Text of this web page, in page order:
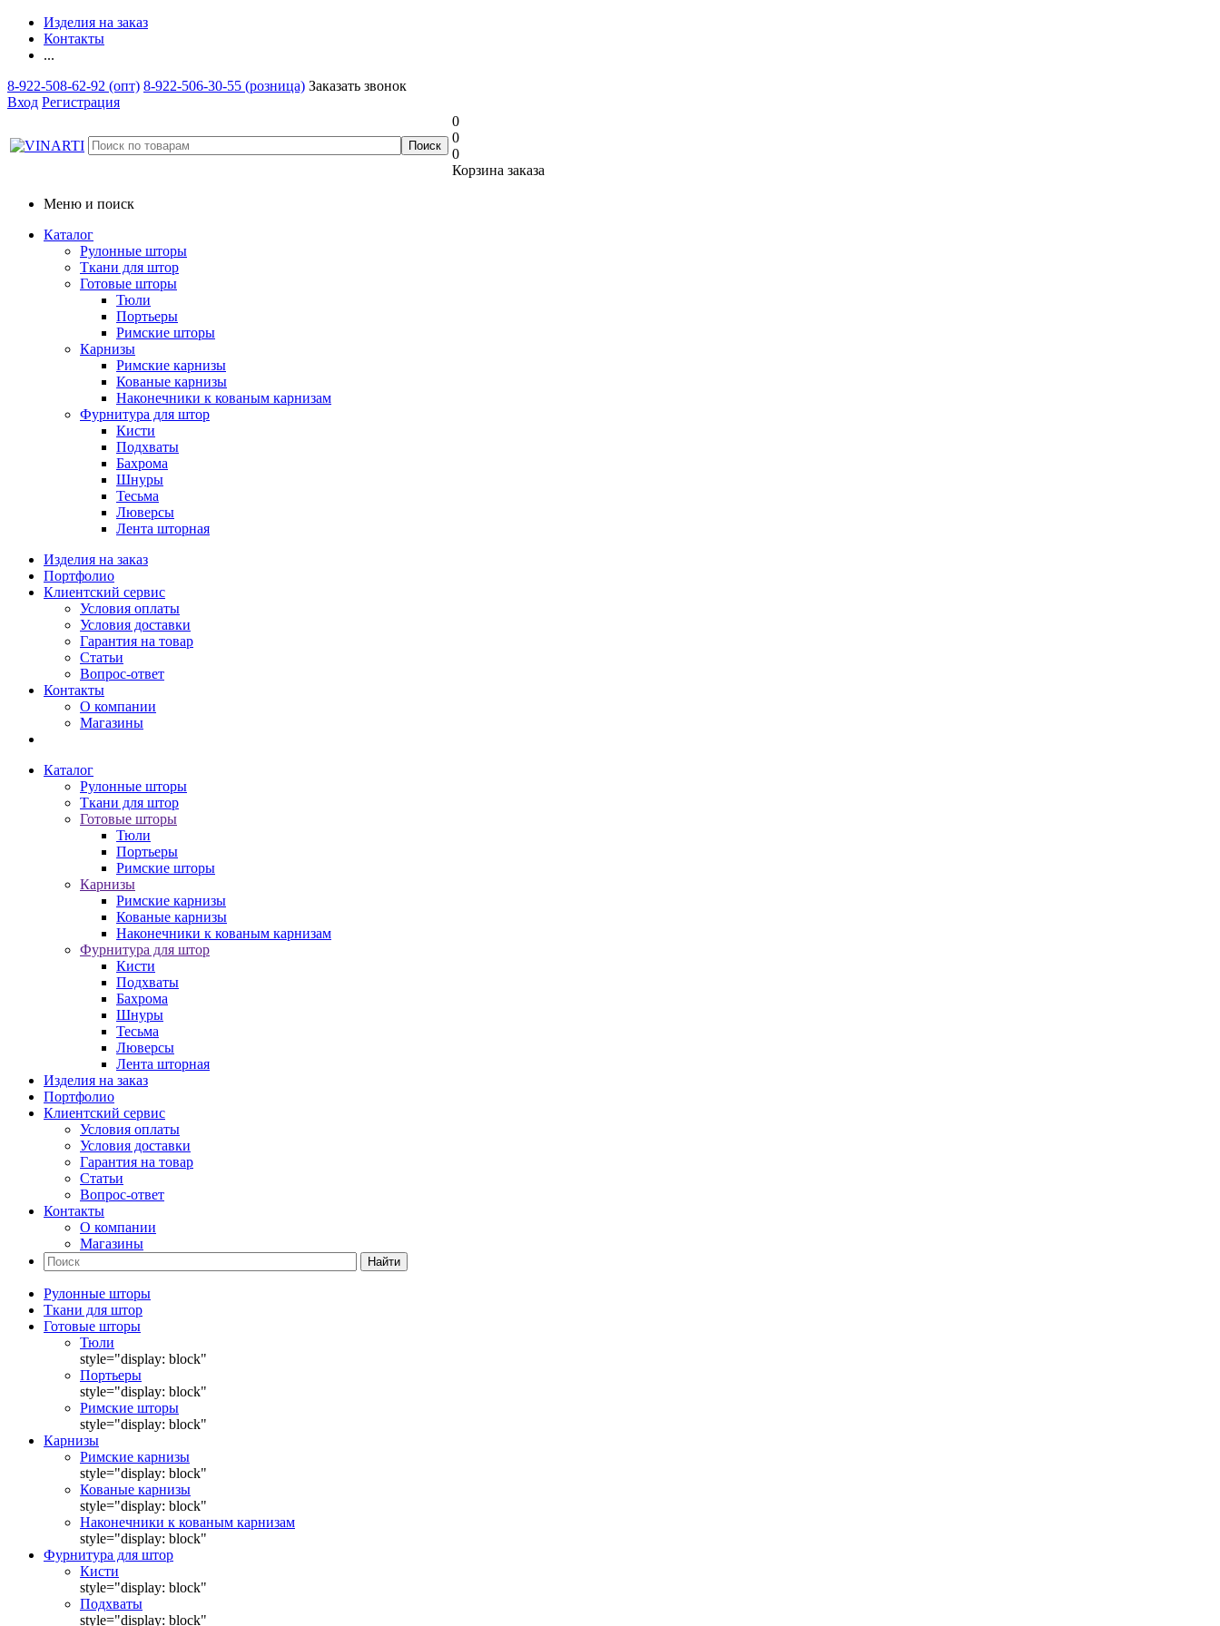
Изделия на заказ
Контакты
...
8-922-508-62-92 (опт) 8-922-506-30-55 (розница) Заказать звонок
Вход Регистрация
0
0
0
Корзина заказа
Меню и поиск
Каталог
Рулонные шторы
Ткани для штор
Готовые шторы
Тюли
Портьеры
Римские шторы
Карнизы
Римские карнизы
Кованые карнизы
Наконечники к кованым карнизам
Фурнитура для штор
Кисти
Подхваты
Бахрома
Шнуры
Тесьма
Люверсы
Лента шторная
Изделия на заказ
Портфолио
Клиентский сервис
Условия оплаты
Условия доставки
Гарантия на товар
Статьи
Вопрос-ответ
Контакты
О компании
Магазины
Каталог
Рулонные шторы
Ткани для штор
Готовые шторы
Тюли
Портьеры
Римские шторы
Карнизы
Римские карнизы
Кованые карнизы
Наконечники к кованым карнизам
Фурнитура для штор
Кисти
Подхваты
Бахрома
Шнуры
Тесьма
Люверсы
Лента шторная
Изделия на заказ
Портфолио
Клиентский сервис
Условия оплаты
Условия доставки
Гарантия на товар
Статьи
Вопрос-ответ
Контакты
О компании
Магазины
Найти
Рулонные шторы
Ткани для штор
Готовые шторы
Тюли
style="display: block"
Портьеры
style="display: block"
Римские шторы
style="display: block"
Карнизы
Римские карнизы
style="display: block"
Кованые карнизы
style="display: block"
Наконечники к кованым карнизам
style="display: block"
Фурнитура для штор
Кисти
style="display: block"
Подхваты
style="display: block"